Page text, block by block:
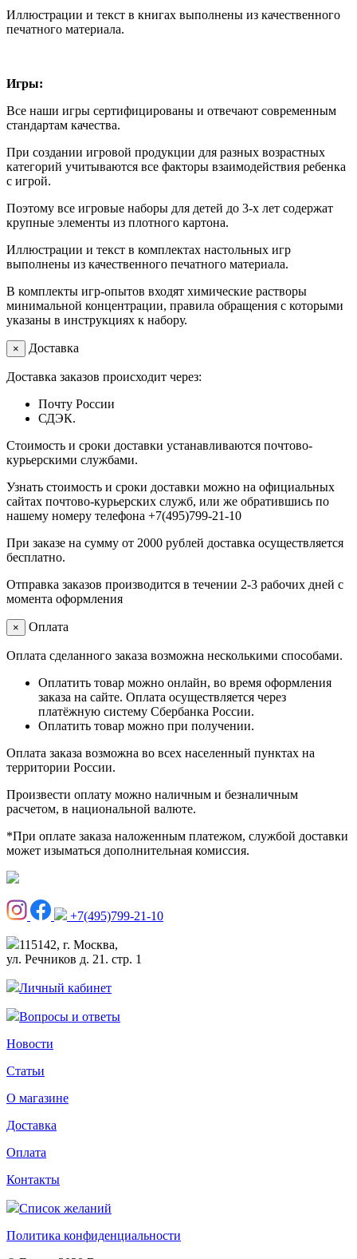
Иллюстрации и текст в книгах выполнены из качественного
печатного материала.
Игры:
Все наши игры сертифицированы и отвечают современным
стандартам качества.
При создании игровой продукции для разных возрастных
категорий учитываются все факторы взаимодействия ребенка
с игрой.
Поэтому все игровые наборы для детей до 3-х лет содержат
крупные элементы из плотного картона.
Иллюстрации и текст в комплектах настольных игр
выполнены из качественного печатного материала.
В комплекты игр-опытов входят химические растворы
минимальной концентрации, правила обращения с которыми
указаны в инструкциях к набору.
× Доставка
Доставка заказов происходит через:
Почту России
СДЭК.
Стоимость и сроки доставки устанавливаются почтово-
курьерскими службами.
Узнать стоимость и сроки доставки можно на официальных
сайтах почтово-курьерских служб, или же обратившись по
нашему номеру телефона +7(495)799-21-10
При заказе на сумму от 2000 рублей доставка осуществляется
бесплатно.
Отправка заказов производится в течении 2-3 рабочих дней с
момента оформления
× Оплата
Оплата сделанного заказа возможна несколькими способами.
Оплатить товар можно онлайн, во время оформления
заказа на сайте. Оплата осуществляется через
платёжную систему Сбербанка России.
Оплатить товар можно при получении.
Оплата заказа возможна во всех населенный пунктах на
территории России.
Произвести оплату можно наличным и безналичным
расчетом, в национальной валюте.
*При оплате заказа наложенным платежом, службой доставки
может изыматься дополнительная комиссия.
+7(495)799-21-10
115142, г. Москва,
ул. Речников д. 21. стр. 1
Личный кабинет
Вопросы и ответы
Новости
Статьи
О магазине
Доставка
Оплата
Контакты
Список желаний
Политика конфиденциальности